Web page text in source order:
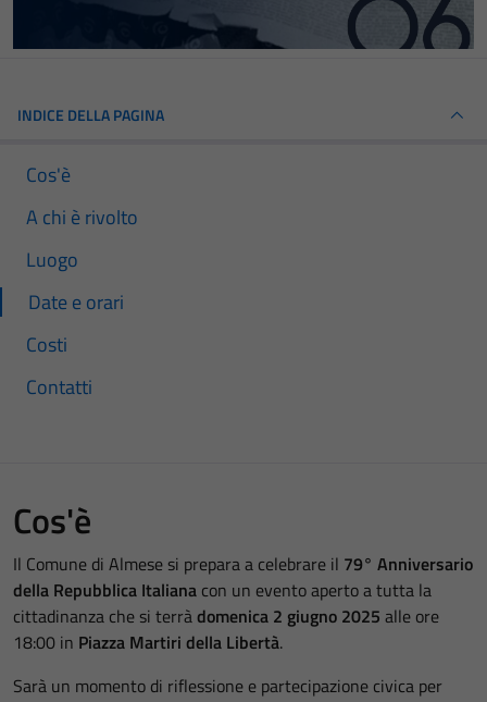
INDICE DELLA PAGINA
Cos'è
A chi è rivolto
Luogo
Date e orari
Costi
Contatti
Cos'è
Il Comune di Almese si prepara a celebrare il 79° Anniversario
della Repubblica Italiana con un evento aperto a tutta la
cittadinanza che si terràdomenica 2 giugno 2025 alle ore
18:00 in Piazza Martiri della Libertà.
Sarà un momento di riflessione e partecipazione civica per